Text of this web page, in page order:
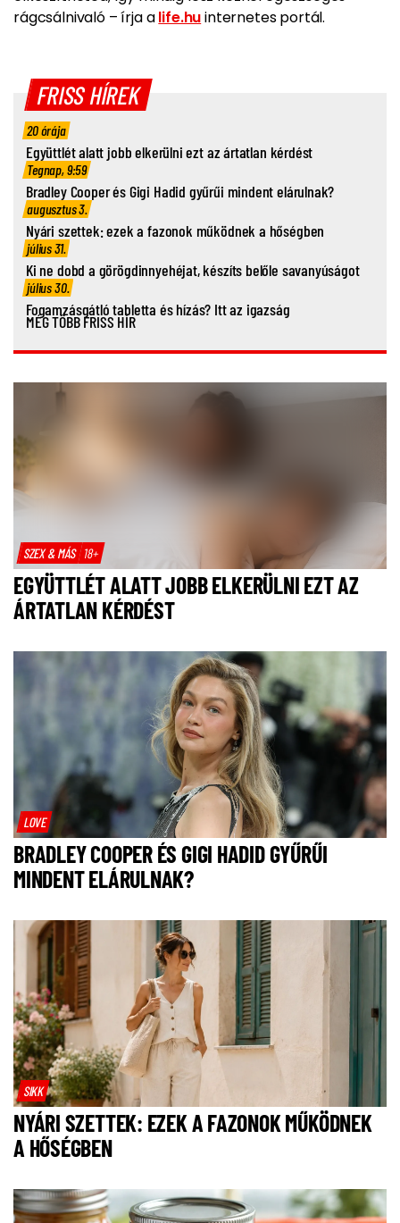
rágcsálnivaló – írja alife.huinternetes portál.
FRISS HÍREK
20 órája
Együttlét alatt jobb elkerülni ezt az ártatlan kérdést
Tegnap, 9:59
Bradley Cooper és Gigi Hadid gyűrűi mindent elárulnak?
augusztus 3.
Nyári szettek: ezek a fazonok működnek a hőségben
július 31.
Ki ne dobd a görögdinnyehéjat, készíts belőle savanyúságot
július 30.
Fogamzásgátló tabletta és hízás? Itt az igazság
MÉG TÖBB FRISS HÍR
SZEX & MÁS 18+
EGYÜTTLÉT ALATT JOBB ELKERÜLNI EZT AZ
ÁRTATLAN KÉRDÉST
LOVE
BRADLEY COOPER ÉS GIGI HADID GYŰRŰI
MINDENT ELÁRULNAK?
SIKK
NYÁRI SZETTEK: EZEK A FAZONOK MŰKÖDNEK
A HŐSÉGBEN